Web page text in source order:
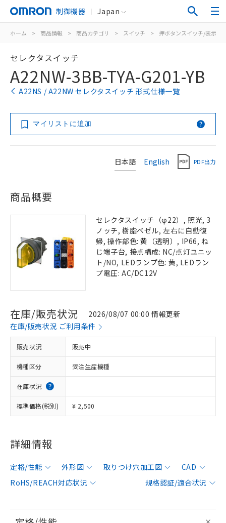
制御機器 Japan
ホーム > 商品情報 > 商品カテゴリ > スイッチ > 押ボタンスイッチ/表示灯
セレクタスイッチ
A22NW-3BB-TYA-G201-YB
A22NS / A22NW セレクタスイッチ 形式仕様一覧
マイリストに追加
日本語 English PDF出力
商品概要
セレクタスイッチ（φ22）, 照光, 3
ノッチ, 樹脂ベゼル, 左右に自動復
帰, 操作部色: 黄（透明）, IP66, ね
じ端子台, 接点構成: NC/点灯ユニッ
ト/NO, LEDランプ色: 黄, LEDラン
プ電圧: AC/DC12V
在庫/販売状況
2026/08/07 00:00 情報更新
在庫/販売状況 ご利用条件
販売状況 販売中
機種区分 受注生産機種
在庫状況
標準価格(税別) ¥ 2,500
詳細情報
定格/性能 外形図 取りつけ穴加工図
CAD
RoHS/REACH対応状況
規格認証/適合状況